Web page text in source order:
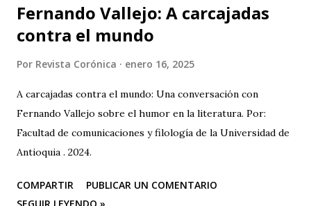
Fernando Vallejo: A carcajadas
contra el mundo
Por Revista Corónica enero 16, 2025
A carcajadas contra el mundo: Una conversación con
Fernando Vallejo sobre el humor en la literatura. Por:
Facultad de comunicaciones y filología de la Universidad de
Antioquia . 2024.
COMPARTIR
PUBLICAR UN COMENTARIO
SEGUIR LEYENDO »